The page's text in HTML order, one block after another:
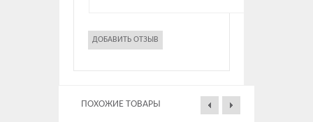
ПОХОЖИЕ ТОВАРЫ